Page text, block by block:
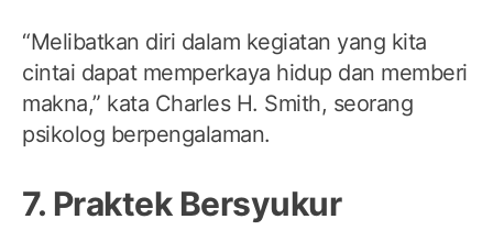
“Melibatkan diri dalam kegiatan yang kita
cintai dapat memperkaya hidup dan memberi
makna,” kata Charles H. Smith, seorang
psikolog berpengalaman.
7. Praktek Bersyukur